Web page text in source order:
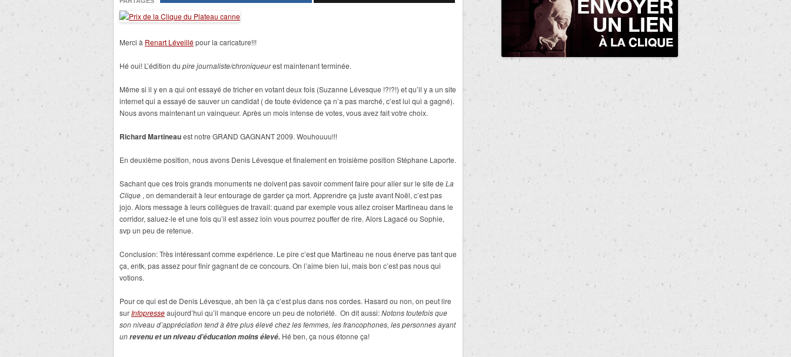
Merci à Renart Léveillépour la caricature!!!
Hé oui! L’édition du pire journaliste/chroniqueurest maintenant terminée.
Même si il y en a qui ont essayé de tricher en votant deux fois (Suzanne Lévesque !?!?!) et qu’il y a un site
internet qui a essayé de sauver un candidat ( de toute évidence ça n’a pas marché, c’est lui qui a gagné).
Nous avons maintenant un vainqueur. Après un mois intense de votes, vous avez fait votre choix.
Richard Martineauest notre GRAND GAGNANT 2009. Wouhouuu!!!
En deuxième position, nous avons Denis Lévesque et finalement en troisième position Stéphane Laporte.
Sachant que ces trois grands monuments ne doivent pas savoir comment faire pour aller sur le site de La
Clique , on demanderait à leur entourage de garder ça mort. Apprendre ça juste avant Noël, c’est pas
jojo. Alors message à leurs collègues de travail: quand par exemple vous allez croiser Martineau dans le
corridor, saluez-le et une fois qu’il est assez loin vous pourrez pouffer de rire. Alors Lagacé ou Sophie,
svp un peu de retenue.
Conclusion: Très intéressant comme expérience. Le pire c’est que Martineau ne nous énerve pas tant que
ça, entk, pas assez pour finir gagnant de ce concours. On l’aime bien lui, mais bon c’est pas nous qui
votions.
Pour ce qui est de Denis Lévesque, ah ben là ça c’est plus dans nos cordes. Hasard ou non, on peut lire
surInfopresseaujourd’hui qu’il manque encore un peu de notoriété. On dit aussi:Notons toutefois que
son niveau d’appréciation tend à être plus élevé chez les femmes, les francophones, les personnes ayant
unrevenu et un niveau d’éducation moins élevé. Hé ben, ça nous étonne ça!